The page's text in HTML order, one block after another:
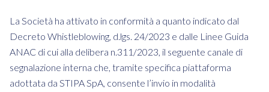
La Società ha attivato in conformità a quanto indicato dal
Decreto Whistleblowing, d.lgs. 24/2023 e dalle Linee Guida
ANAC di cui alla delibera n.311/2023, il seguente canale di
segnalazione interna che, tramite specifica piattaforma
adottata da STIPA SpA, consente l’invio in modalità